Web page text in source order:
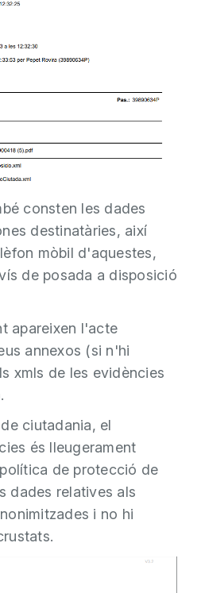
consten les dades
destinatàries, així
mòbil d'aquestes,
de posada a disposició
apareixen l'acte
annexos (si n'hi
xmls de les evidències
ciutadania, el
és lleugerament
de protecció de
dades relatives als
i no hi